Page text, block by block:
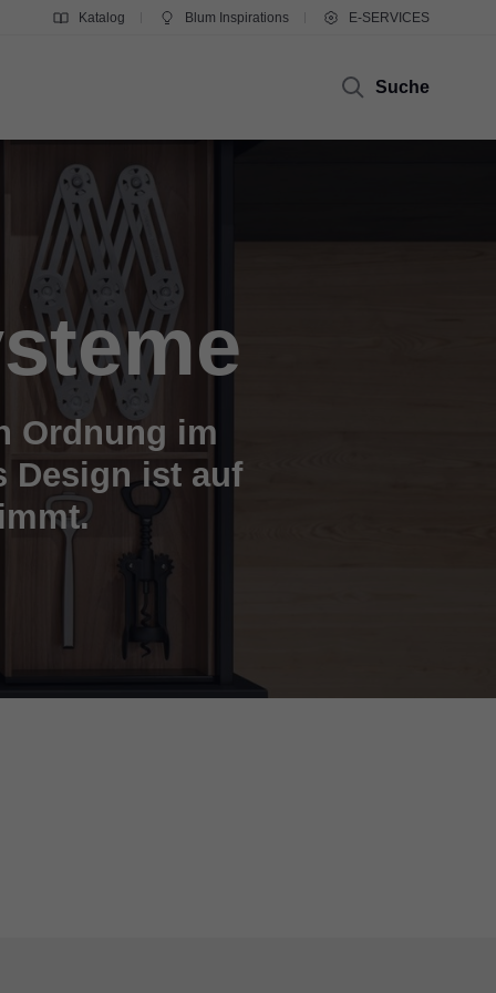
Katalog Blum Inspirations E-SERVICES
Suche
Ordnung im
Design ist auf